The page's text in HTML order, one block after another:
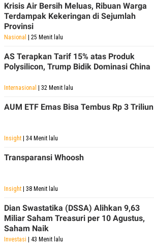
Krisis Air Bersih Meluas, Ribuan Warga
Terdampak Kekeringan di Sejumlah
Provinsi
Nasional | 25 Menit lalu
AS Terapkan Tarif 15% atas Produk
Polysilicon, Trump Bidik Dominasi China
Internasional | 32 Menit lalu
AUM ETF Emas Bisa Tembus Rp 3 Triliun
Insight | 34 Menit lalu
Transparansi Whoosh
Insight | 38 Menit lalu
Dian Swastatika (DSSA) Alihkan 9,63
Miliar Saham Treasuri per 10 Agustus,
Saham Naik
Investasi | 43 Menit lalu